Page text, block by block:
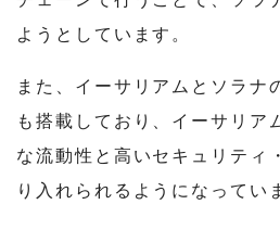
ようとしています。
また、イーサリアムとソラナ
も搭載しており、イーサリア
な流動性と高いセキュリティ
り入れられるようになってい